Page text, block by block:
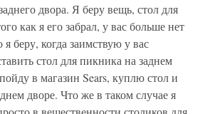
двора. Я беру вещь, стол для
как я его забрал, у вас больше нет
я беру, когда заимствую у вас
стол для пикника на заднем
в магазин Sears, куплю стол и
дворе. Что же в таком случае я